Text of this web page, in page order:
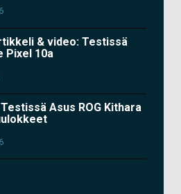
& video: Testissä
Pixel 10a
Asus ROG Kithara